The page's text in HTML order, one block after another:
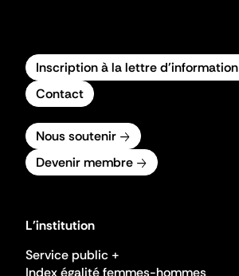
Inscription à la lettre d'information
Contact
Nous soutenir
Devenir membre
L'institution
Service public +
Index égalité femmes-hommes